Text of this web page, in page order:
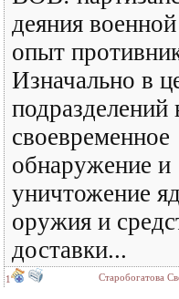
деяния
опыт
Изначально в
подразделений
своевременное
обнаружение и
уничтожение
оружия и
доставки...
1 Старобогатова